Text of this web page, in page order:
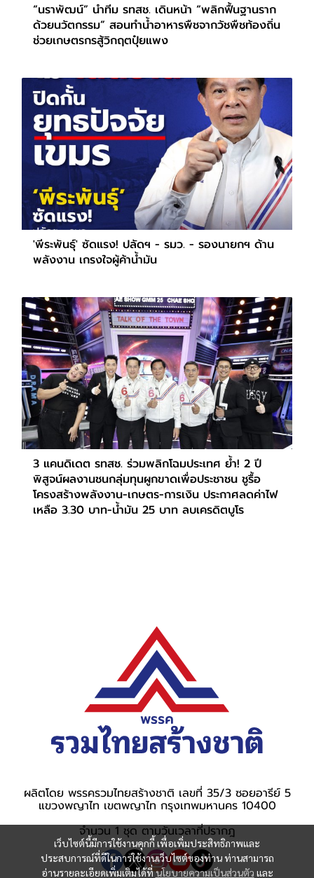
“นราพัฒน์” นำทีม รทสช. เดินหน้า “พลิกฟื้นฐานราก
ด้วยนวัตกรรม” สอนทำน้ำอาหารพืชจากวัชพืชท้องถิ่น
ช่วยเกษตรกรสู้วิกฤตปุ๋ยแพง
'พีระพันธุ์' ซัดแรง! ปลัดฯ - รมว. - รองนายกฯ ด้าน
พลังงาน เกรงใจผู้ค้าน้ำมัน
3 แคนดิเดต รทสช. ร่วมพลิกโฉมประเทศ ย้ำ! 2 ปี
พิสูจน์ผลงานชนกลุ่มทุนผูกขาดเพื่อประชาชน ชูรื้อ
โครงสร้างพลังงาน-เกษตร-การเงิน ประกาศลดค่าไฟ
เหลือ 3.30 บาท-น้ำมัน 25 บาท ลบเครดิตบูโร
เว็บไซต์นี้มีการใช้งานคุกกี้ เพื่อเพิ่มประสิทธิภาพและ
ประสบการณ์ที่ดีในการใช้งานเว็บไซต์ของท่าน ท่านสามารถ
อ่านรายละเอียดเพิ่มเติมได้ที่นโยบายความเป็นส่วนตัว และ
ผลิตโดย พรรครวมไทยสร้างชาติ เลขที่ 35/3 ซอยอารีย์ 5
แขวงพญาไท เขตพญาไท กรุงเทพมหานคร 10400
จำนวน 1 ชุด ตามวันเวลาที่ปรากฎ